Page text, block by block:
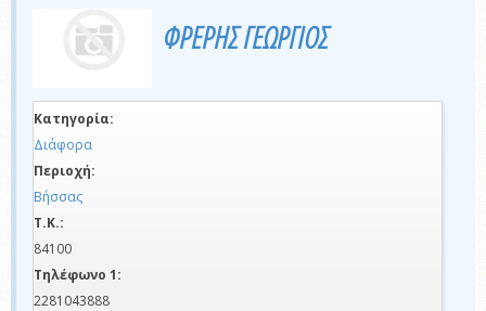
ΦΡΕΡΗΣ ΓΕΩΡΓΙΟΣ
Κατηγορία:
Διάφορα
Περιοχή:
Βήσσας
Τ.Κ.:
84100
Τηλέφωνο 1:
2281043888